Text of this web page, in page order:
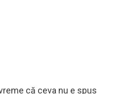
că ceva nu e spus